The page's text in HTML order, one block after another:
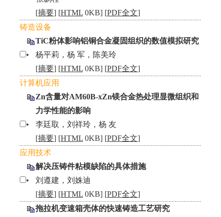
[摘要] [HTML 0KB] [PDF全文]
铸造设备
TiC粉体影响铝铜合金凝固组织的数值模拟研究
•
杨平莉，杨 军，陈美玲
[摘要] [HTML 0KB] [PDF全文]
计算机应用
Zn含量对AM60B-xZn镁合金热处理显微组织和
力学性能的影响
•
李廷取，刘祥玲，杨 友
[摘要] [HTML 0KB] [PDF全文]
应用技术
解决压铸件粘模缺陷的具体措施
•
刘遵建，刘姝迪
[摘要] [HTML 0KB] [PDF全文]
拖拉机变速箱壳体的快速铸造工艺研究